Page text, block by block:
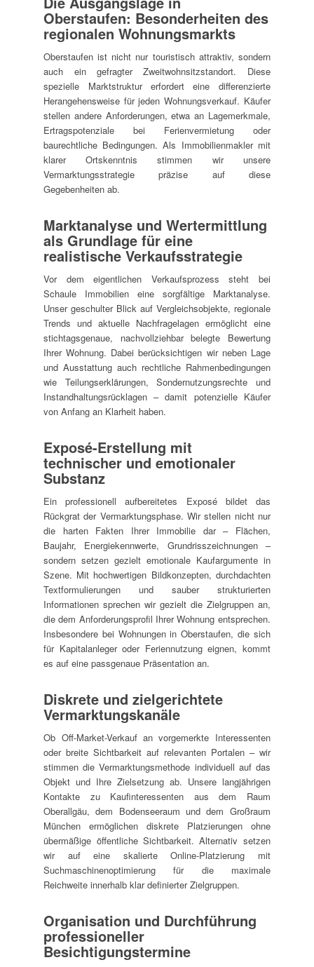
Oberstaufen: Besonderheiten des
regionalen Wohnungsmarkts
Oberstaufen ist nicht nur touristisch attraktiv, sondern
auch ein gefragter Zweitwohnsitzstandort. Diese
spezielle Marktstruktur erfordert eine differenzierte
Herangehensweise für jeden Wohnungsverkauf. Käufer
stellen andere Anforderungen, etwa an Lagemerkmale,
Ertragspotenziale bei Ferienvermietung oder
baurechtliche Bedingungen. Als Immobilienmakler mit
klarer Ortskenntnis stimmen wir unsere
Vermarktungsstrategie präzise auf diese
Gegebenheiten ab.
Marktanalyse und Wertermittlung
als Grundlage für eine
realistische Verkaufsstrategie
Vor dem eigentlichen Verkaufsprozess steht bei
Schaule Immobilien eine sorgfältige Marktanalyse.
Unser geschulter Blick auf Vergleichsobjekte, regionale
Trends und aktuelle Nachfragelagen ermöglicht eine
stichtagsgenaue, nachvollziehbar belegte Bewertung
Ihrer Wohnung. Dabei berücksichtigen wir neben Lage
und Ausstattung auch rechtliche Rahmenbedingungen
wie Teilungserklärungen, Sondernutzungsrechte und
Instandhaltungsrücklagen – damit potenzielle Käufer
von Anfang an Klarheit haben.
Exposé-Erstellung mit
technischer und emotionaler
Substanz
Ein professionell aufbereitetes Exposé bildet das
Rückgrat der Vermarktungsphase. Wir stellen nicht nur
die harten Fakten Ihrer Immobilie dar – Flächen,
Baujahr, Energiekennwerte, Grundrisszeichnungen –
sondern setzen gezielt emotionale Kaufargumente in
Szene. Mit hochwertigen Bildkonzepten, durchdachten
Textformulierungen und sauber strukturierten
Informationen sprechen wir gezielt die Zielgruppen an,
die dem Anforderungsprofil Ihrer Wohnung entsprechen.
Insbesondere bei Wohnungen in Oberstaufen, die sich
für Kapitalanleger oder Feriennutzung eignen, kommt
es auf eine passgenaue Präsentation an.
Diskrete und zielgerichtete
Vermarktungskanäle
Ob Off-Market-Verkauf an vorgemerkte Interessenten
oder breite Sichtbarkeit auf relevanten Portalen – wir
stimmen die Vermarktungsmethode individuell auf das
Objekt und Ihre Zielsetzung ab. Unsere langjährigen
Kontakte zu Kaufinteressenten aus dem Raum
Oberallgäu, dem Bodenseeraum und dem Großraum
München ermöglichen diskrete Platzierungen ohne
übermäßige öffentliche Sichtbarkeit. Alternativ setzen
wir auf eine skalierte Online-Platzierung mit
Suchmaschinenoptimierung für die maximale
Reichweite innerhalb klar definierter Zielgruppen.
Organisation und Durchführung
professioneller
Besichtigungstermine